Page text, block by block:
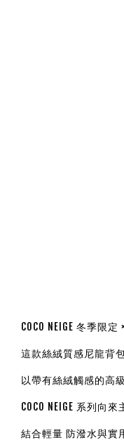
COCO NEIGE 冬季限
這款絲絨質感尼龍背
以帶有絲絨觸感的高
COCO NEIGE 系列向
結合輕量 防潑水與實